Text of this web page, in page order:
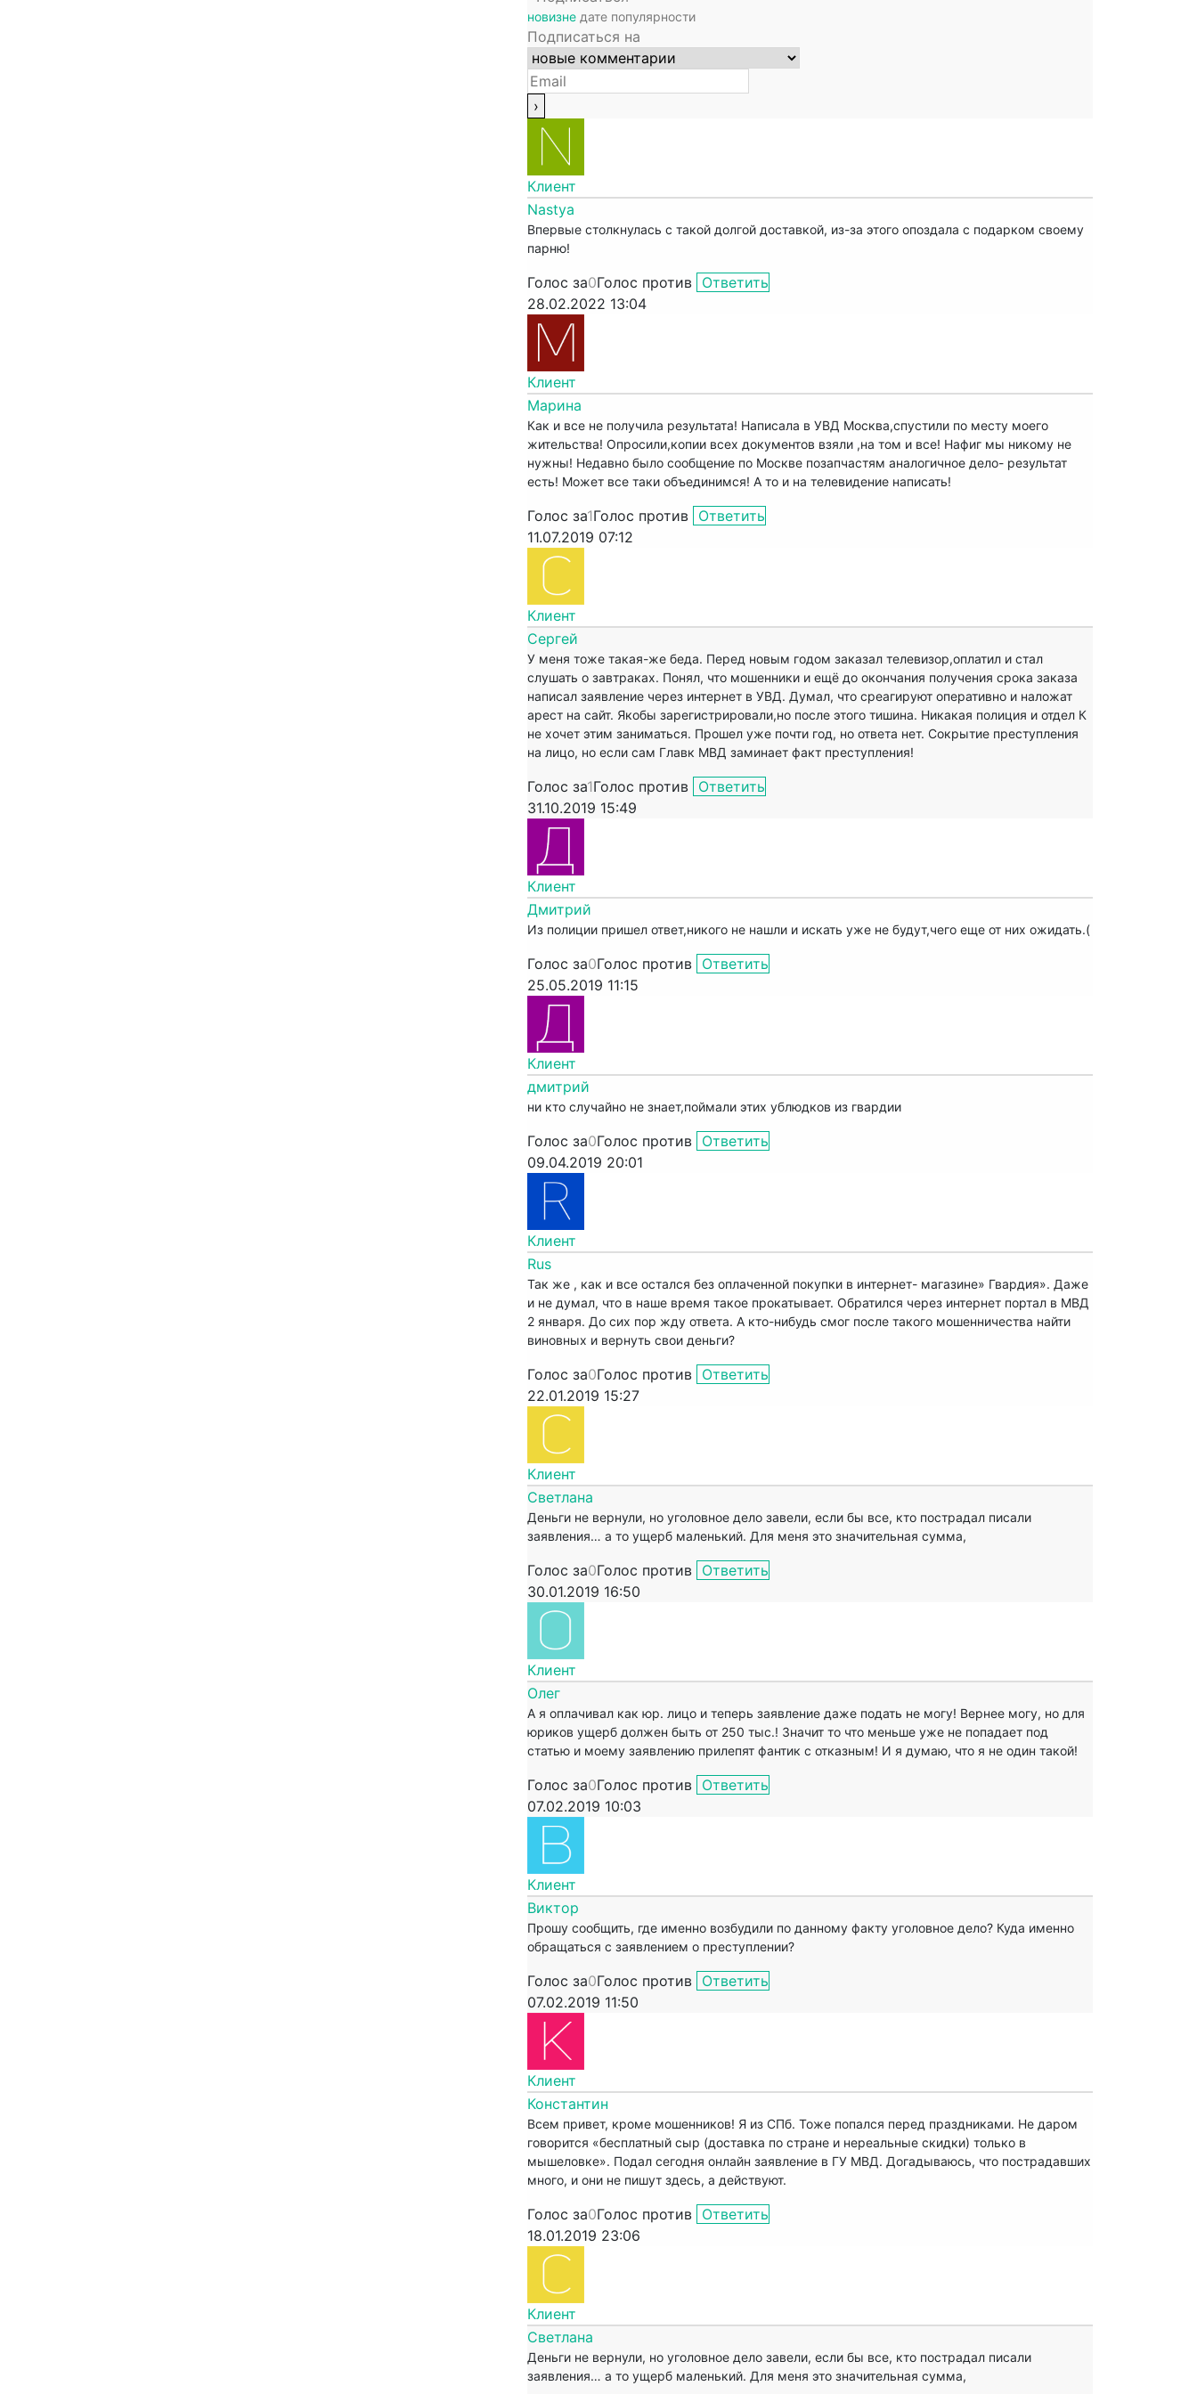
новизне дате популярности
Подписаться на
Клиент
Nastya
Впервые столкнулась с такой долгой доставкой, из-за этого опоздала с подарком своему
парню!
Голос за0Голос против Ответить
28.02.2022 13:04
Клиент
Марина
Как и все не получила результата! Написала в УВД Москва,спустили по месту моего
жительства! Опросили,копии всех документов взяли ,на том и все! Нафиг мы никому не
нужны! Недавно было сообщение по Москве позапчастям аналогичное дело- результат
есть! Может все таки объединимся! А то и на телевидение написать!
Голос за1Голос против Ответить
11.07.2019 07:12
Клиент
Сергей
У меня тоже такая-же беда. Перед новым годом заказал телевизор,оплатил и стал
слушать о завтраках. Понял, что мошенники и ещё до окончания получения срока заказа
написал заявление через интернет в УВД. Думал, что среагируют оперативно и наложат
арест на сайт. Якобы зарегистрировали,но после этого тишина. Никакая полиция и отдел К
не хочет этим заниматься. Прошел уже почти год, но ответа нет. Сокрытие преступления
на лицо, но если сам Главк МВД заминает факт преступления!
Голос за1Голос против Ответить
31.10.2019 15:49
Клиент
Дмитрий
Из полиции пришел ответ,никого не нашли и искать уже не будут,чего еще от них ожидать.(
Голос за0Голос против Ответить
25.05.2019 11:15
Клиент
дмитрий
ни кто случайно не знает,поймали этих ублюдков из гвардии
Голос за0Голос против Ответить
09.04.2019 20:01
Клиент
Rus
Так же , как и все остался без оплаченной покупки в интернет- магазине» Гвардия». Даже
и не думал, что в наше время такое прокатывает. Обратился через интернет портал в МВД
2 января. До сих пор жду ответа. А кто-нибудь смог после такого мошенничества найти
виновных и вернуть свои деньги?
Голос за0Голос против Ответить
22.01.2019 15:27
Клиент
Светлана
Деньги не вернули, но уголовное дело завели, если бы все, кто пострадал писали
заявления… а то ущерб маленький. Для меня это значительная сумма,
Голос за0Голос против Ответить
30.01.2019 16:50
Клиент
Олег
А я оплачивал как юр. лицо и теперь заявление даже подать не могу! Вернее могу, но для
юриков ущерб должен быть от 250 тыс.! Значит то что меньше уже не попадает под
статью и моему заявлению прилепят фантик с отказным! И я думаю, что я не один такой!
Голос за0Голос против Ответить
07.02.2019 10:03
Клиент
Виктор
Прошу сообщить, где именно возбудили по данному факту уголовное дело? Куда именно
обращаться с заявлением о преступлении?
Голос за0Голос против Ответить
07.02.2019 11:50
Клиент
Константин
Всем привет, кроме мошенников! Я из СПб. Тоже попался перед праздниками. Не даром
говорится «бесплатный сыр (доставка по стране и нереальные скидки) только в
мышеловке». Подал сегодня онлайн заявление в ГУ МВД. Догадываюсь, что пострадавших
много, и они не пишут здесь, а действуют.
Голос за0Голос против Ответить
18.01.2019 23:06
Клиент
Светлана
Деньги не вернули, но уголовное дело завели, если бы все, кто пострадал писали
заявления… а то ущерб маленький. Для меня это значительная сумма,